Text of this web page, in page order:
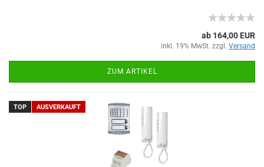
ab 164,00 EUR
inkl. 19% MwSt. zzgl. Versand
ZUM ARTIKEL
TOP AUSVERKAUFT